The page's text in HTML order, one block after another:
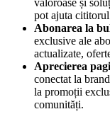
pot ajuta
Abonarea la
exclusive ale
actualizate,
Aprecierea
conectat la
la promoții
comunități.